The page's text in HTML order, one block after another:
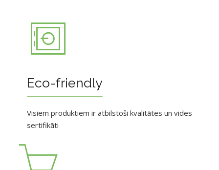
Eco-friendly
Visiem produktiem ir atbilstoši kvalitātes un vides
sertifikāti